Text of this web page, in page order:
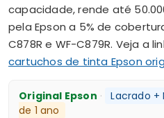
capacidade, rende até
pela Epson a 5% de
C878R e WF-C879R. Veja a
cartuchos de tinta Epson
Original Epson · Lacrado +
de 1 ano